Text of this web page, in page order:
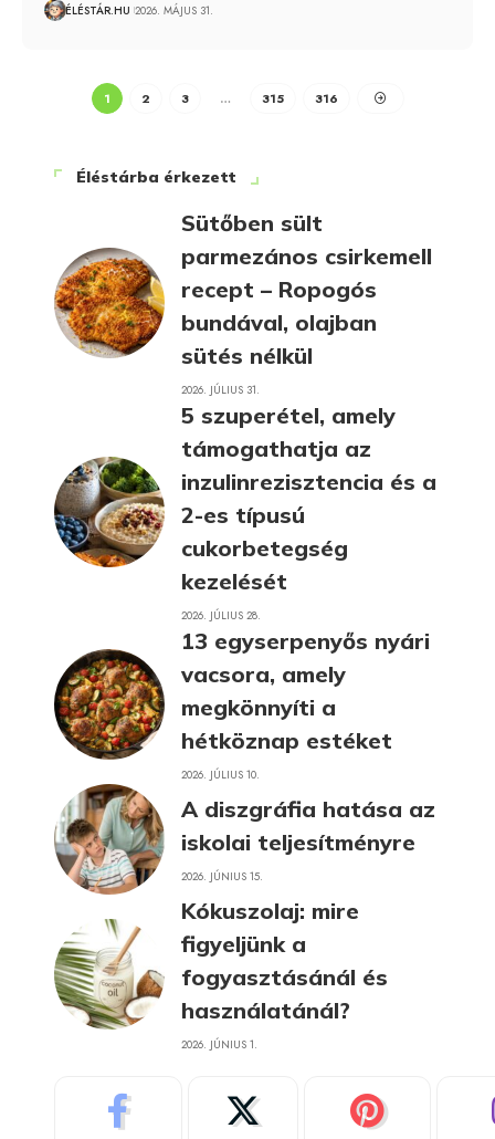
ÉLÉSTÁR.HU 2026. MÁJUS 31.
1 2 3 … 315 316
Éléstárba érkezett
Sütőben sült
parmezános csirkemell
recept – Ropogós
bundával, olajban
sütés nélkül
2026. JÚLIUS 31.
5 szuperétel, amely
támogathatja az
inzulinrezisztencia és a
2-es típusú
cukorbetegség
kezelését
2026. JÚLIUS 28.
13 egyserpenyős nyári
vacsora, amely
megkönnyíti a
hétköznap estéket
2026. JÚLIUS 10.
A diszgráfia hatása az
iskolai teljesítményre
2026. JÚNIUS 15.
Kókuszolaj: mire
figyeljünk a
fogyasztásánál és
használatánál?
2026. JÚNIUS 1.